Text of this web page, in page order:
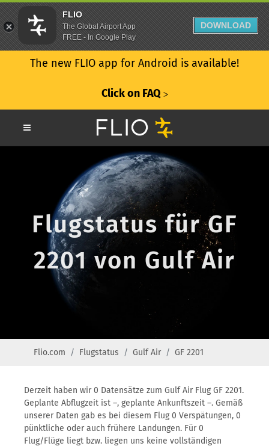
The new FLIO app for Android is available!
Click on FAQ ᐳ
Flugstatus für GF
2201 von Gulf Air
Flio.com Flugstatus Gulf Air GF 2201
Derzeit haben wir 0 Datensätze zum Gulf Air Flug GF 2201.
Geplante Abflugzeit ist –, geplante Ankunftszeit –. Gemäß
unserer Daten gab es bei diesem Flug 0 Verspätungen, 0
pünktliche oder auch frühere Landungen. Für 0
Flug/Flüge liegt bzw. liegen uns keine vollständigen
FLIO
The Global Airport App
FREE - In Google Play
DOWNLOAD